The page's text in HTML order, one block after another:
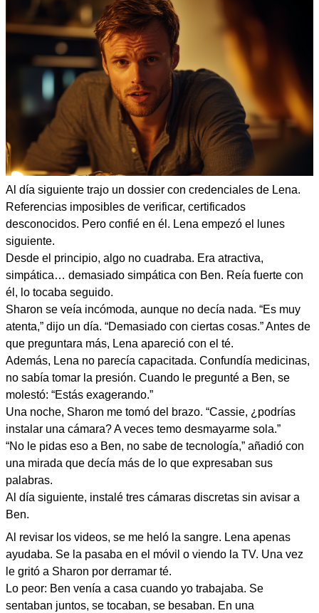
Al día siguiente trajo un dossier con credenciales de Lena.
Referencias imposibles de verificar, certificados
desconocidos. Pero confié en él. Lena empezó el lunes
siguiente.
Desde el principio, algo no cuadraba. Era atractiva,
simpática… demasiado simpática con Ben. Reía fuerte con
él, lo tocaba seguido.
Sharon se veía incómoda, aunque no decía nada. “Es muy
atenta,” dijo un día. “Demasiado con ciertas cosas.” Antes de
que preguntara más, Lena apareció con el té.
Además, Lena no parecía capacitada. Confundía medicinas,
no sabía tomar la presión. Cuando le pregunté a Ben, se
molestó: “Estás exagerando.”
Una noche, Sharon me tomó del brazo. “Cassie, ¿podrías
instalar una cámara? A veces temo desmayarme sola.”
“No le pidas eso a Ben, no sabe de tecnología,” añadió con
una mirada que decía más de lo que expresaban sus
palabras.
Al día siguiente, instalé tres cámaras discretas sin avisar a
Ben.
Al revisar los videos, se me heló la sangre. Lena apenas
ayudaba. Se la pasaba en el móvil o viendo la TV. Una vez
le gritó a Sharon por derramar té.
Lo peor: Ben venía a casa cuando yo trabajaba. Se
sentaban juntos, se tocaban, se besaban. En una